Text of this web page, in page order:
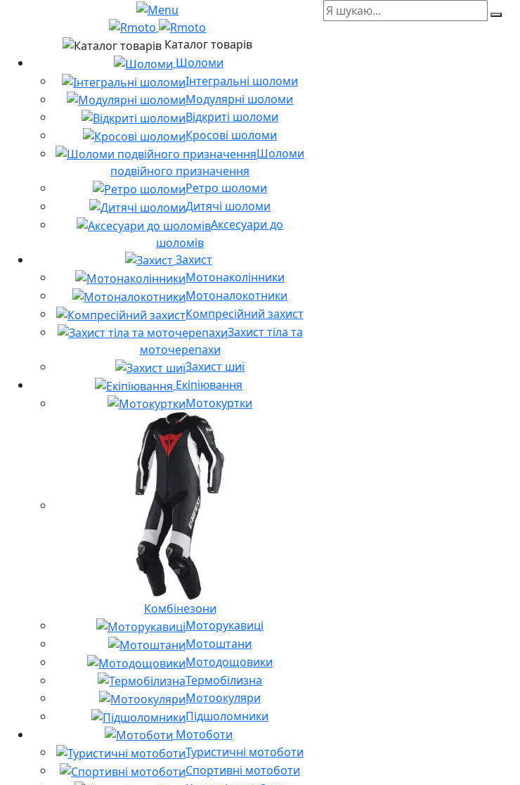
Каталог товарів
Шоломи
Інтегральні шоломи
Модулярні шоломи
Відкриті шоломи
Кросові шоломи
Шоломи
подвійного призначення
Ретро шоломи
Дитячі шоломи
Аксесуари до
шоломів
Захист
Мотонаколінники
Мотоналокотники
Компресійний захист
Захист тіла та
моточерепахи
Захист шиї
Екіпіювання
Мотокуртки
Комбінезони
Моторукавиці
Мотоштани
Мотодощовики
Термобілизна
Мотоокуляри
Підшоломники
Мотоботи
Туристичні мотоботи
Спортивні мотоботи